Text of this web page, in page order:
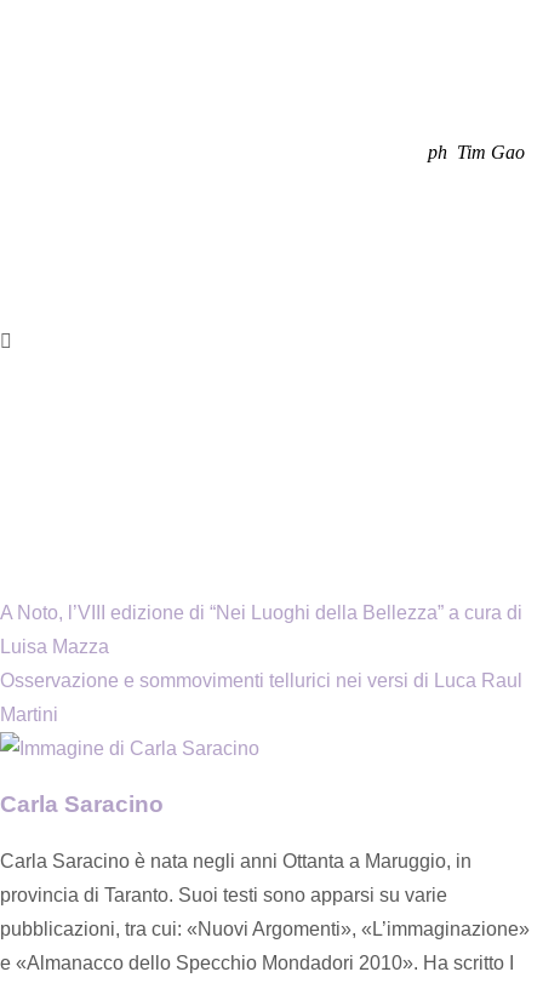
ph Tim Gao
A Noto, l’VIII edizione di “Nei Luoghi della Bellezza” a cura di
Luisa Mazza
Osservazione e sommovimenti tellurici nei versi di Luca Raul
Martini
Carla Saracino
Carla Saracino è nata negli anni Ottanta a Maruggio, in
provincia di Taranto. Suoi testi sono apparsi su varie
pubblicazioni, tra cui: «Nuovi Argomenti», «L’immaginazione»
e «Almanacco dello Specchio Mondadori 2010». Ha scritto I